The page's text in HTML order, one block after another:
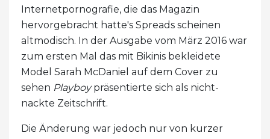
Internetpornografie, die das Magazin
hervorgebracht hatte's Spreads scheinen
altmodisch. In der Ausgabe vom März 2016 war
zum ersten Mal das mit Bikinis bekleidete
Model Sarah McDaniel auf dem Cover zu
sehen Playboypräsentierte sich als nicht-
nackte Zeitschrift.
Die Änderung war jedoch nur von kurzer